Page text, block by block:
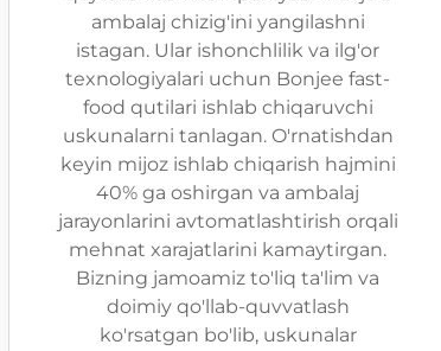
ambalaj chizig'ini yangilashni
istagan. Ular ishonchlilik va ilg'or
texnologiyalari uchun Bonjee fast-
food qutilari ishlab chiqaruvchi
uskunalarni tanlagan. O'rnatishdan
keyin mijoz ishlab chiqarish hajmini
40% ga oshirgan va ambalaj
jarayonlarini avtomatlashtirish orqali
mehnat xarajatlarini kamaytirgan.
Bizning jamoamiz to'liq ta'lim va
doimiy qo'llab-quvvatlash
ko'rsatgan bo'lib, uskunalar